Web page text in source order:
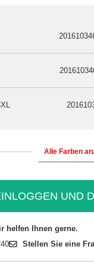
Alle Farben
UND
helfen Ihnen gerne.
Stellen Sie eine